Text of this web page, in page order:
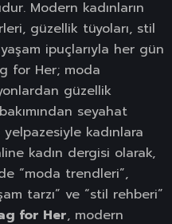
Modern kadınların
güzellik tüyoları, stil
ipuçlarıyla her gün
for Her; moda
güzellik
seyahat
kadınlara
kadın dergisi olarak,
“moda trendleri”,
tarzı” ve “stil rehberi”
for Her, modern